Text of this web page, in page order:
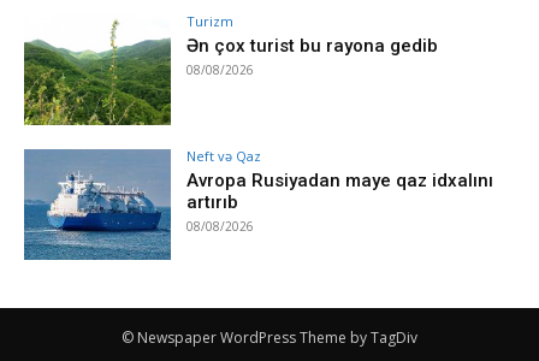
Turizm
Ən çox turist bu rayona gedib
08/08/2026
Neft və Qaz
Avropa Rusiyadan maye qaz idxalını
artırıb
08/08/2026
© Newspaper WordPress Theme by TagDiv